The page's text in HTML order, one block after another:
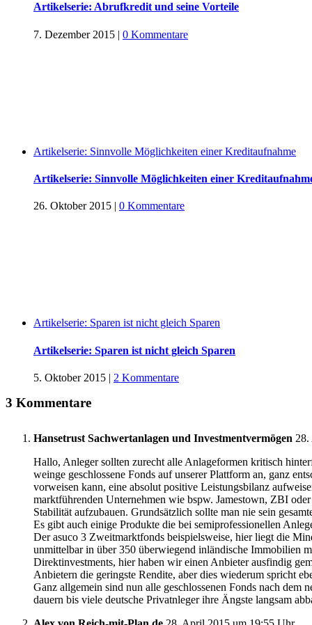
Artikelserie: Abrufkredit und seine Vorteile
7. Dezember 2015 | 0 Kommentare
Artikelserie: Sinnvolle Möglichkeiten einer Kreditaufnahme
Artikelserie: Sinnvolle Möglichkeiten einer
26. Oktober 2015 | 0 Kommentare
Artikelserie: Sparen ist nicht gleich Sparen
Artikelserie: Sparen ist nicht gleich Sparen
5. Oktober 2015 | 2 Kommentare
3 Kommentare
Hansetrust Sachwertanlagen und Investmentvermögen
Hallo, Anleger sollten zurecht alle Anlageformen kritisch
weinge geschlossene Fonds auf unserer Plattform an, ganz
vorweisen kann, eine absolut positive Leistungsbilanz
marktführenden Unternehmen wie bspw. Jamestown, ZBI
Stabilität aufzubauen. Grundsätzlich sollte man nie sein
Es gibt auch einige Produkte die bei semiprofessionellen
Der asuco 3 Zweitmarktfonds beispielsweise, hier liegt die
unmittelbar in über 350 überwiegend inländische Immobilien
Direktinvestments, hier haben wir einen Anbieter ausfindig
Anbietern die geringste Rendite, aber dies wiederum spricht
Ganz allgemein sind nun alle geschlossenen Fonds nach
dauern bis viele deutsche Privatnleger ihre Ängste langsam